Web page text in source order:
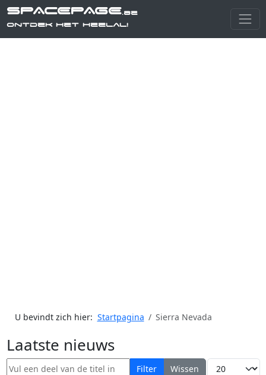
SPACEPAGE.be
Ontdek het heelal!
U bevindt zich hier: Startpagina Sierra Nevada
Laatste nieuws
Vul een deel van de titel in Filter Wissen Toon #